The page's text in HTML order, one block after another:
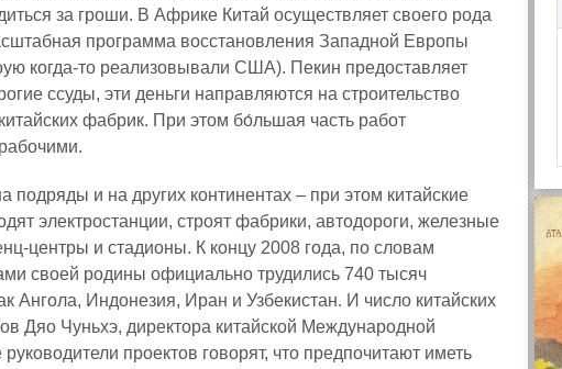
за гроши. В Африке Китай осуществляет своего рода
программа восстановления Западной Европы
когда‑то реализовывали США). Пекин предоставляет
ссуды, эти деньги направляются на строительство
фабрик. При этом бо́льшая часть работ
подряды и на других континентах – при этом китайские
электростанции, строят фабрики, автодороги, железные
и стадионы. К концу 2008 года, по словам
своей родины официально трудились 740 тысяч
Ангола, Индонезия, Иран и Узбекистан. И число китайских
Дяо Чуньхэ, директора китайской Международной
проектов говорят, что предпочитают иметь